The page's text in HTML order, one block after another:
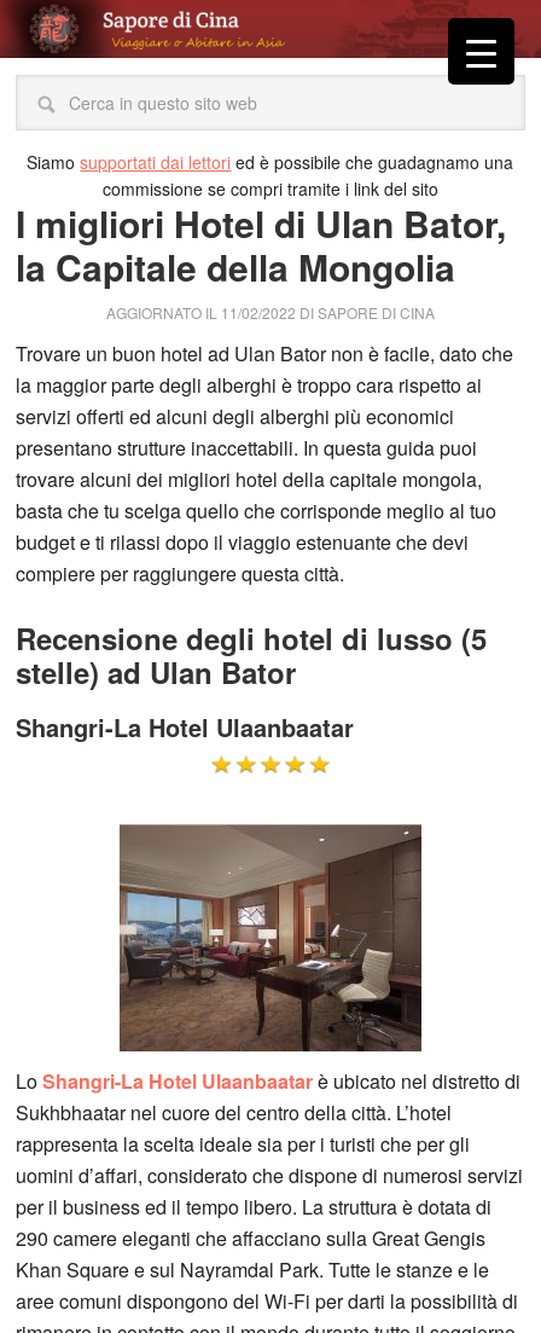
Siamosupportati dai lettori ed è possibile che guadagnamo una
commissione se compri tramite i link del sito
I migliori Hotel di Ulan Bator,
la Capitale della Mongolia
AGGIORNATO IL 11/02/2022 DISAPORE DI CINA
Trovare un buon hotel ad Ulan Bator non è facile, dato che
la maggior parte degli alberghi è troppo cara rispetto ai
servizi offerti ed alcuni degli alberghi più economici
presentano strutture inaccettabili. In questa guida puoi
trovare alcuni dei migliori hotel della capitale mongola,
basta che tu scelga quello che corrisponde meglio al tuo
budget e ti rilassi dopo il viaggio estenuante che devi
compiere per raggiungere questa città.
Recensione degli hotel di lusso (5
stelle) ad Ulan Bator
Shangri-La Hotel Ulaanbaatar
LoShangri-La Hotel Ulaanbaatarè ubicato nel distretto di
Sukhbhaatar nel cuore del centro della città. L’hotel
rappresenta la scelta ideale sia per i turisti che per gli
uomini d’affari, considerato che dispone di numerosi servizi
per il business ed il tempo libero. La struttura è dotata di
290 camere eleganti che affacciano sulla Great Gengis
Khan Square e sul Nayramdal Park. Tutte le stanze e le
aree comuni dispongono del Wi-Fi per darti la possibilità di